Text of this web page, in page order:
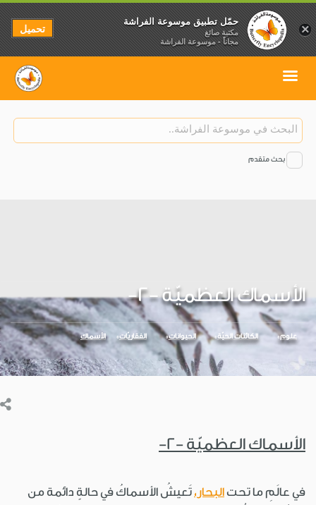
بحث متقدم
الأسماك العظميّة -2-
علوم الكائنات الحيّة الحيوانات الفقاريّات الأسماك
الأسماك العظميّة -2-
في عالَمِ ما تحت البحار، تَعيشُ الأسماكُ في حالةٍ دائمة من
×
حمّل تطبيق موسوعة الفراشة
مكتبة صائغ
مجاناً - موسوعة الفراشة
تحميل